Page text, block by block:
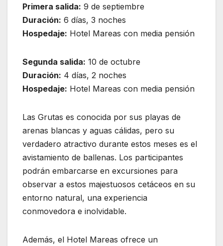
Primera salida: 9 de septiembre
Duración: 6 días, 3 noches
Hospedaje: Hotel Mareas con media pensión
Segunda salida: 10 de octubre
Duración: 4 días, 2 noches
Hospedaje: Hotel Mareas con media pensión
Las Grutas es conocida por sus playas de
arenas blancas y aguas cálidas, pero su
verdadero atractivo durante estos meses es el
avistamiento de ballenas. Los participantes
podrán embarcarse en excursiones para
observar a estos majestuosos cetáceos en su
entorno natural, una experiencia
conmovedora e inolvidable.
Además, el Hotel Mareas ofrece un